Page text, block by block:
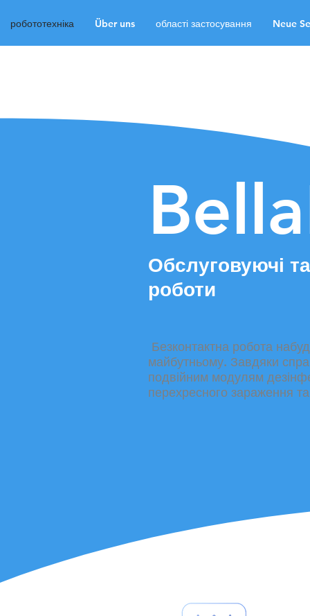
робототехніка Über uns області застосування Neue
Обслуговуючі
роботи
​ Безконтактна робота
майбутньому. Завдяки
подвійним модулям
перехресного зараження